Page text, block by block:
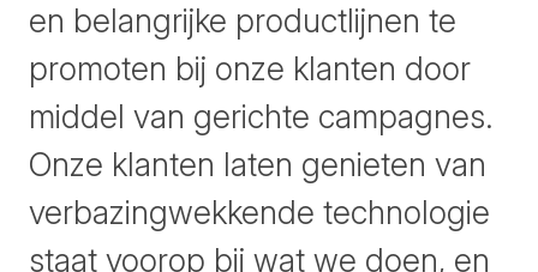
en belangrijke productlijnen te
promoten bij onze klanten door
middel van gerichte campagnes.
Onze klanten laten genieten van
verbazingwekkende technologie
staat voorop bij wat we doen, en